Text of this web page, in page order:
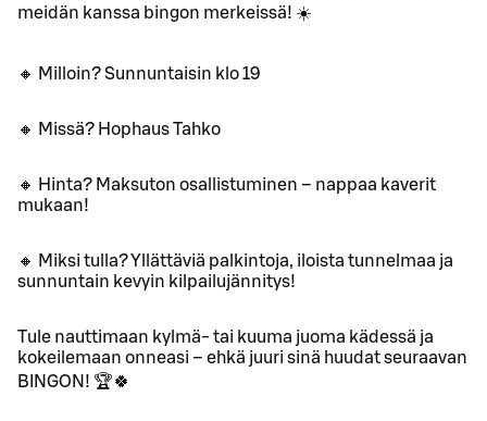
meidän kanssa bingon merkeissä! ☀️
🔸 Milloin? Sunnuntaisin klo 19
🔸 Missä? Hophaus Tahko
🔸 Hinta? Maksuton osallistuminen – nappaa kaverit
mukaan!
🔸 Miksi tulla? Yllättäviä palkintoja, iloista tunnelmaa ja
sunnuntain kevyin kilpailujännitys!
Tule nauttimaan kylmä- tai kuuma juoma kädessä ja
kokeilemaan onneasi – ehkä juuri sinä huudat seuraavan
BINGON! 🏆🍀